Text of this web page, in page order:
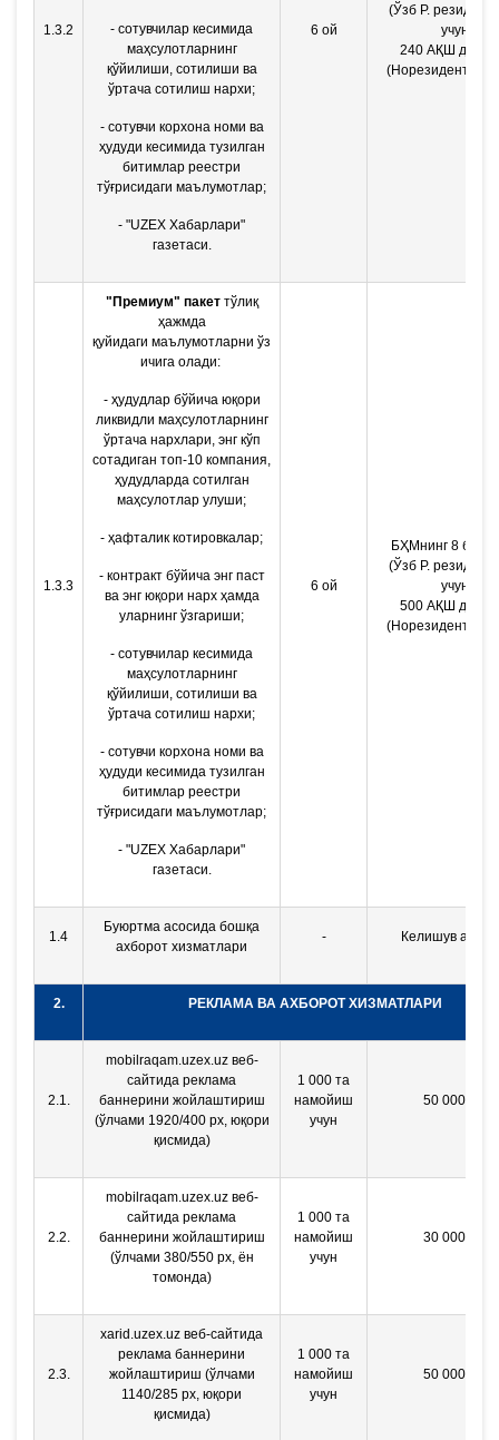
1.3.2
- сотувчилар кесимида
маҳсулотларнинг
қўйилиши, сотилиши ва
ўртача сотилиш нархи;
- сотувчи корхона номи ва
ҳудуди кесимида тузилган
битимлар реестри
тўғрисидаги маълумотлар;
- "UZEX Хабарлари"
газетаси.
6 ой
(Ўзб Р.
учун)
240 АҚШ
(Норезидентлар
1.3.3
"Премиум" пакеттўлиқ
ҳажмда
қуйидаги маълумотларни ўз
ичига олади:
- ҳудудлар бўйича юқори
ликвидли маҳсулотларнинг
ўртача нархлари, энг кўп
сотадиган топ-10 компания,
ҳудудларда сотилган
маҳсулотлар улуши;
- ҳафталик котировкалар;
- контракт бўйича энг паст
ва энг юқори нарх ҳамда
уларнинг ўзгариши;
- сотувчилар кесимида
маҳсулотларнинг
қўйилиши, сотилиши ва
ўртача сотилиш нархи;
- сотувчи корхона номи ва
ҳудуди кесимида тузилган
битимлар реестри
тўғрисидаги маълумотлар;
- "UZEX Хабарлари"
газетаси.
6 ой
БҲМнинг 8
(Ўзб Р.
учун)
500 АҚШ
(Норезидентлар
1.4
Буюртма асосида бошқа
ахборот хизматлари
- Келишув
2. РЕКЛАМА ВА АХБОРОТ ХИЗМАТЛАРИ
2.1.
mobilraqam.uzex.uz веб-
сайтида реклама
баннерини жойлаштириш
(ўлчами 1920/400 px, юқори
қисмида)
1 000 та
намойиш
учун
50 000 сўм
2.2.
mobilraqam.uzex.uz веб-
сайтида реклама
баннерини жойлаштириш
(ўлчами 380/550 px, ён
томонда)
1 000 та
намойиш
учун
30 000 сўм
2.3.
xarid.uzex.uz веб-сайтида
реклама баннерини
жойлаштириш (ўлчами
1140/285 px, юқори
қисмида)
1 000 та
намойиш
учун
50 000 сўм